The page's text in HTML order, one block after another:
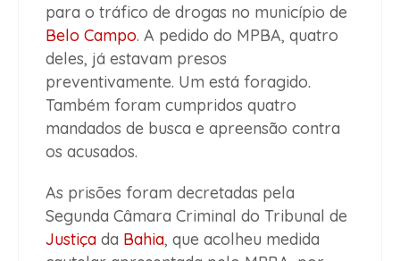
para o tráfico de drogas no município de
Belo Campo. A pedido do MPBA, quatro
deles, já estavam presos
preventivamente. Um está foragido.
Também foram cumpridos quatro
mandados de busca e apreensão contra
os acusados.
As prisões foram decretadas pela
Segunda Câmara Criminal do Tribunal de
Justiça da Bahia, que acolheu medida